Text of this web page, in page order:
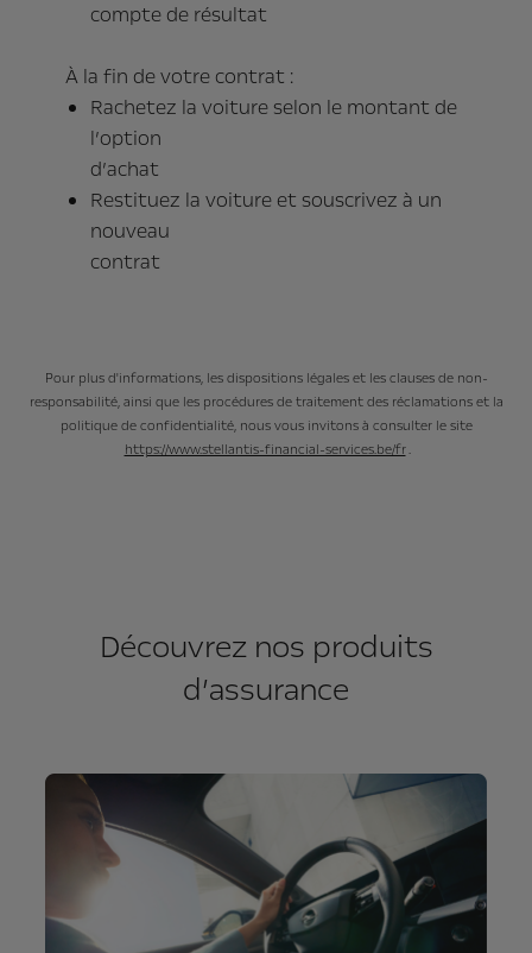
compte de résultat
À la fin de votre contrat :
Rachetez la voiture selon le montant de
l’option
d’achat
Restituez la voiture et souscrivez à un
nouveau
contrat
Pour plus d'informations, les dispositions légales et les clauses de non-
responsabilité, ainsi que les procédures de traitement des réclamations et la
politique de confidentialité, nous vous invitons à consulter le site
https://www.stellantis-financial-services.be/fr.
Découvrez nos produits
d’assurance